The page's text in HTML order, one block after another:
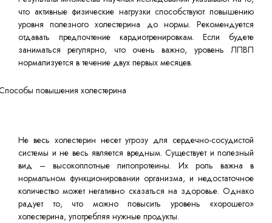
что активные физические нагрузки способствуют повышению
уровня полезного холестерина до нормы. Рекомендуется
отдавать предпочтение кардиотренировкам. Если будете
заниматься регулярно, что очень важно, уровень ЛПВП
нормализуется в течение двух первых месяцев.
Не весь холестерин несет угрозу для сердечно-сосудистой
системы и не весь является вредным. Существует и полезный
вид – высокоплотные липопротеины. Их роль важна в
нормальном функционировании организма, и недостаточное
количество может негативно сказаться на здоровье. Однако
радует то, что можно повысить уровень «хорошего»
холестерина, употребляя нужные продукты.